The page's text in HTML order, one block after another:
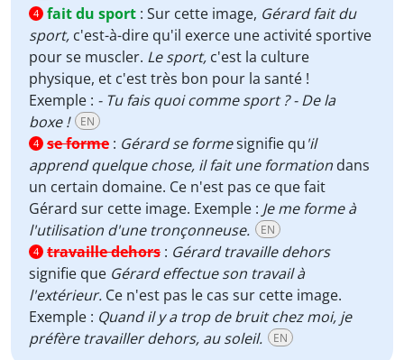
4 fait du sport : Sur cette image, Gérard fait du
sport, c'est-à-dire qu'il exerce une activité sportive
pour se muscler. Le sport, c'est la culture
physique, et c'est très bon pour la santé !
Exemple : - Tu fais quoi comme sport ? - De la
boxe !
EN
4 se forme : Gérard se formesignifie qu'il
apprend quelque chose, il fait une formation dans
un certain domaine. Ce n'est pas ce que fait
Gérard sur cette image. Exemple : Je me forme à
l'utilisation d'une tronçonneuse.
EN
4 travaille dehors : Gérard travaille dehors
signifie que Gérard effectue son travail à
l'extérieur. Ce n'est pas le cas sur cette image.
Exemple : Quand il y a trop de bruit chez moi, je
préfère travailler dehors, au soleil.
EN